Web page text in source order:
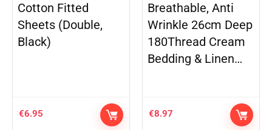
Cotton Fitted
Sheets (Double,
Black)
€6.95
Breathable, Anti
Wrinkle 26cm Deep
180Thread Cream
Bedding & Linen…
€8.97